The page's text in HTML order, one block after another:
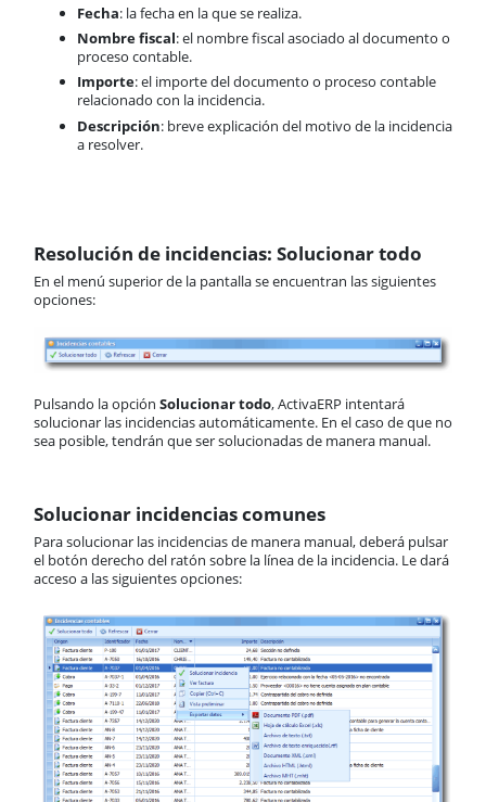
Fecha: la fecha en la que se realiza.
Nombre fiscal: el nombre fiscal asociado al documento o
proceso contable.
Importe: el importe del documento o proceso contable
relacionado con la incidencia.
Descripción: breve explicación del motivo de la incidencia
a resolver.
Resolución de incidencias: Solucionar todo
En el menú superior de la pantalla se encuentran las siguientes
opciones:
Pulsando la opción Solucionar todo, ActivaERP intentará
solucionar las incidencias automáticamente. En el caso de que no
sea posible, tendrán que ser solucionadas de manera manual.
Solucionar incidencias comunes
Para solucionar las incidencias de manera manual, deberá pulsar
el botón derecho del ratón sobre la línea de la incidencia. Le dará
acceso a las siguientes opciones: